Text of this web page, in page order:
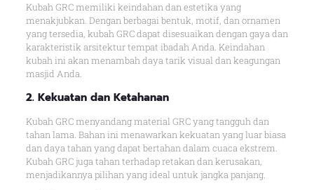
Kubah GRC memiliki keindahan dan estetika yang
menakjubkan. Dengan berbagai bentuk, motif, dan ornamen
yang tersedia, kubah GRC dapat disesuaikan dengan gaya dan
karakteristik arsitektur tempat ibadah Anda. Keindahan
kubah ini akan menambah daya tarik visual dan keagungan
masjid Anda.
2. Kekuatan dan Ketahanan
Kubah GRC menyandang material GRC yang tangguh dan
tahan lama. Bahan ini menawarkan kekuatan yang luar biasa
dan daya tahan yang dapat bertahan dalam cuaca ekstrem.
Kubah GRC juga tahan terhadap retakan dan kerusakan,
menjadikannya pilihan yang ideal untuk jangka panjang.